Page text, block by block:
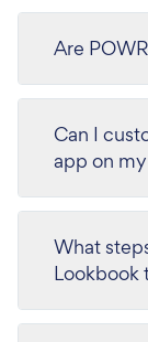
Are
Can I
app on
What
Lookbook